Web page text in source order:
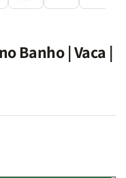
Banho | Vaca |